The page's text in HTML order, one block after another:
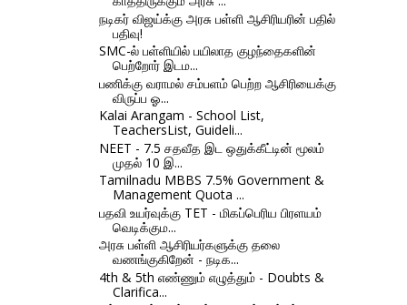
நடிகர் விஜய்க்கு அரசு பள்ளி ஆசிரியரின் பதில்
பதிவு!
SMC-ல் பள்ளியில் பயிலாத குழந்தைகளின்
பெற்றோர் இடம...
பணிக்கு வராமல் சம்பளம் பெற்ற ஆசிரியைக்கு
விருப்ப ஓ...
Kalai Arangam - School List,
TeachersList, Guideli...
NEET - 7.5 சதவீத இட ஒதுக்கீட்டின் மூலம்
முதல் 10 இ...
Tamilnadu MBBS 7.5% Government &
Management Quota ...
பதவி உயர்வுக்கு TET - மிகப்பெரிய பிரளயம்
வெடிக்கும...
அரசு பள்ளி ஆசிரியர்களுக்கு தலை
வணங்குகிறேன் - நடிக...
4th & 5th எண்ணும் எழுத்தும் - Doubts &
Clarifica...